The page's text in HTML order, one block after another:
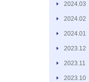
2024.03
2024.02
2024.01
2023.12
2023.11
2023.10